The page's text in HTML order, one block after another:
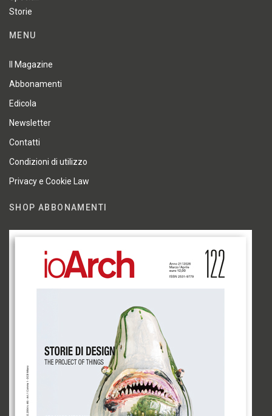
Storie
MENU
Il Magazine
Abbonamenti
Edicola
Newsletter
Contatti
Condizioni di utilizzo
Privacy e Cookie Law
SHOP ABBONAMENTI